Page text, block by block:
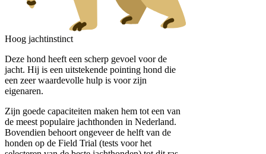
Hoog jachtinstinct
Deze hond heeft een scherp gevoel voor de
jacht. Hij is een uitstekende pointing hond die
een zeer waardevolle hulp is voor zijn
eigenaren.
Zijn goede capaciteiten maken hem tot een van
de meest populaire jachthonden in Nederland.
Bovendien behoort ongeveer de helft van de
honden op de Field Trial (tests voor het